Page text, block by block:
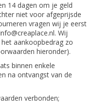
14 dagen om je geld
niet voor afgeprijsde
vragen wij je eerst
. Wij
aankoopbedrag zo
hieronder).
binnen enkele
na ontvangst van de
verbonden;